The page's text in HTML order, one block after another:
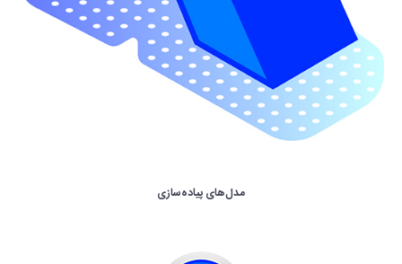
مدل‌های پیاده‌سازی